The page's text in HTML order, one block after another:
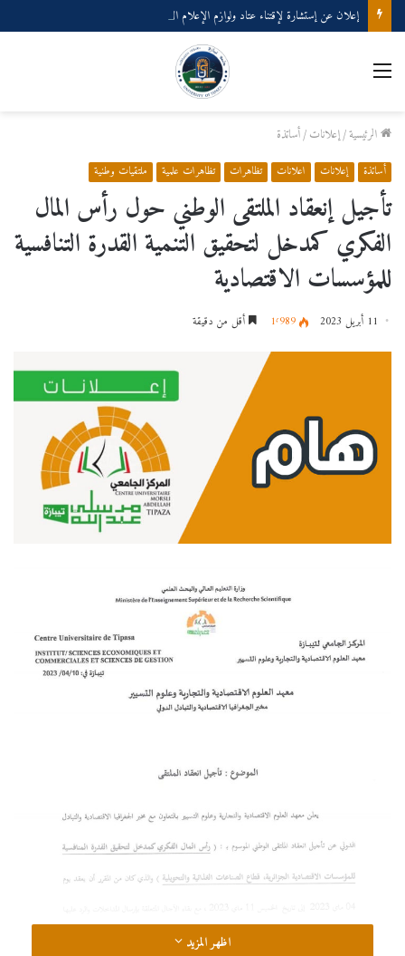
إعلان عن إستشارة لإقتناء عتاد ولوازم الإعلام الألي
القائمة
الرئيسية/إعلانات/أساتذة
أساتذة إعلانات اعلانات تظاهرات تظاهرات علمية ملتقيات وطنية
تأجيل إنعقاد الملتقى الوطني حول رأس المال
الفكري كمدخل لتحقيق التنمية القدرة التنافسية
للمؤسسات الاقتصادية
11 أبريل 2023 1٬989 أقل من دقيقة
اظهر المزيد